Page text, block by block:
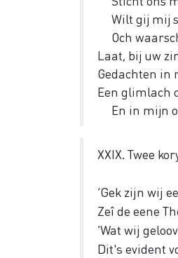
Wilt gij mij
Och
Laat, bij uw
Gedachten in
Een glimlach
En in mijn
XXIX. Twee
‘Gek zijn wij
Zeî de eene
‘Wat wij
Dit's evident